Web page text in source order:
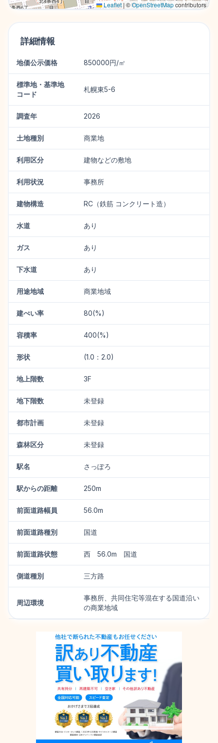
Leaflet |©OpenStreetMapcontributors
詳細情報
地価公示価格 850000円/㎡
標準地・基準地
コード
札幌東5-6
調査年 2026
土地種別 商業地
利用区分 建物などの敷地
利用状況 事務所
建物構造 RC（鉄筋 コンクリート造）
水道 あり
ガス あり
下水道 あり
用途地域 商業地域
建ぺい率 80(%)
容積率 400(%)
形状 (1.0：2.0)
地上階数 3F
地下階数 未登録
都市計画 未登録
森林区分 未登録
駅名 さっぽろ
駅からの距離 250m
前面道路幅員 56.0m
前面道路種別 国道
前面道路状態 西 56.0m 国道
側道種別 三方路
周辺環境
事務所、共同住宅等混在する国道沿い
の商業地域